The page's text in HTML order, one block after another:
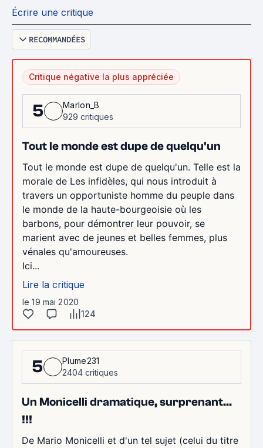
Écrire une critique
RECOMMANDÉES
Critique négative la plus appréciée
5
Marlon_B
929 critiques
Tout le monde est dupe de quelqu'un
Tout le monde est dupe de quelqu'un. Telle est la
morale de Les infidèles, qui nous introduit à
travers un opportuniste homme du peuple dans
le monde de la haute-bourgeoisie où les
barbons, pour démontrer leur pouvoir, se
marient avec de jeunes et belles femmes, plus
vénales qu'amoureuses.
Ici...
Lire la critique
le 19 mai 2020
124
5
Plume231
2404 critiques
Un Monicelli dramatique, surprenant...
!!!
De Mario Monicelli et d'un tel sujet (celui du titre